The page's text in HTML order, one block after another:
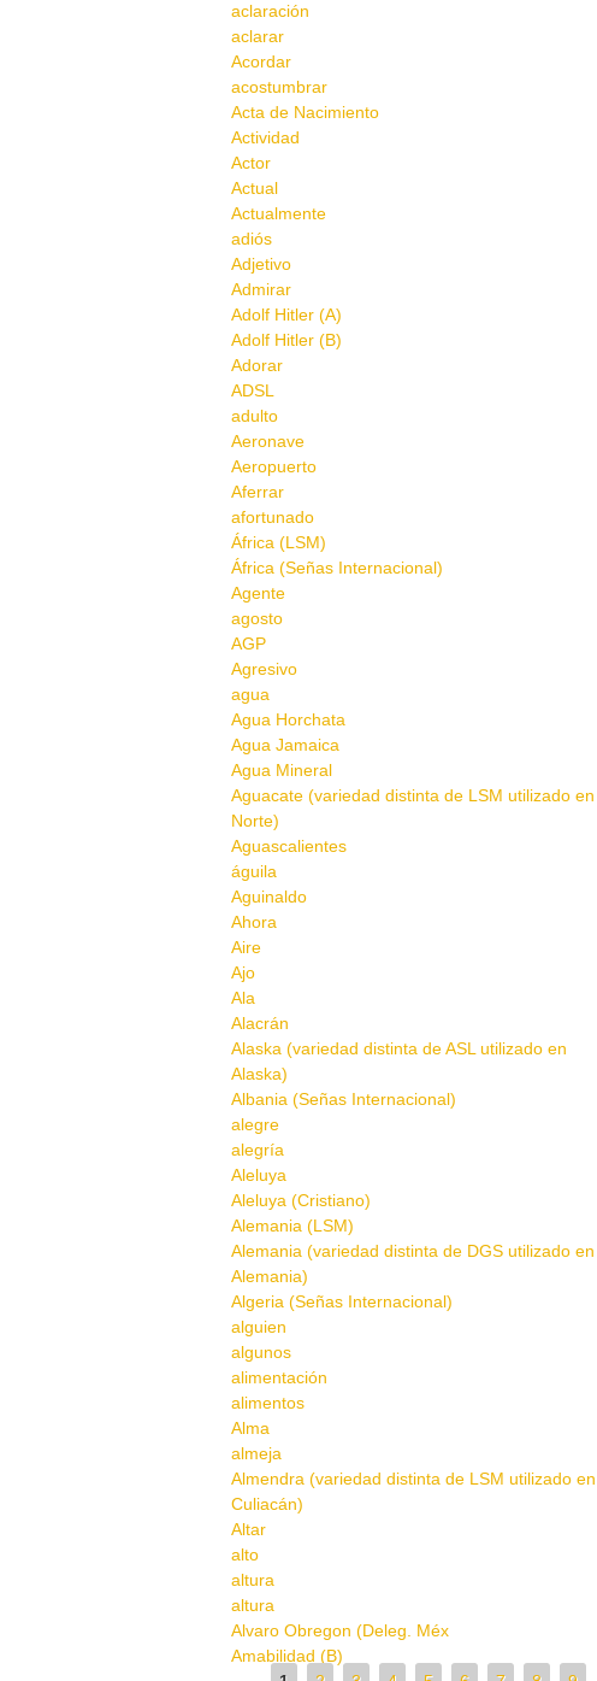
aclaración
aclarar
Acordar
acostumbrar
Acta de Nacimiento
Actividad
Actor
Actual
Actualmente
adiós
Adjetivo
Admirar
Adolf Hitler (A)
Adolf Hitler (B)
Adorar
ADSL
adulto
Aeronave
Aeropuerto
Aferrar
afortunado
África (LSM)
África (Señas Internacional)
Agente
agosto
AGP
Agresivo
agua
Agua Horchata
Agua Jamaica
Agua Mineral
Aguacate (variedad distinta de LSM utilizado en
Norte)
Aguascalientes
águila
Aguinaldo
Ahora
Aire
Ajo
Ala
Alacrán
Alaska (variedad distinta de ASL utilizado en
Alaska)
Albania (Señas Internacional)
alegre
alegría
Aleluya
Aleluya (Cristiano)
Alemania (LSM)
Alemania (variedad distinta de DGS utilizado en
Alemania)
Algeria (Señas Internacional)
alguien
algunos
alimentación
alimentos
Alma
almeja
Almendra (variedad distinta de LSM utilizado en
Culiacán)
Altar
alto
altura
altura
Alvaro Obregon (Deleg. Méx
Amabilidad (B)